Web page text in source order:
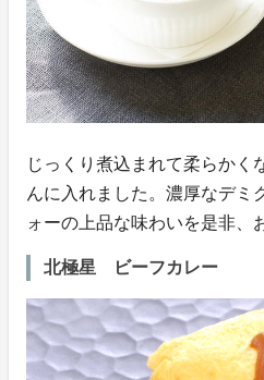
じっくり煮込まれて柔らかく
んに入れました。濃厚なデミ
ォーの上品な味わいを是非、
北極星 ビーフカレー